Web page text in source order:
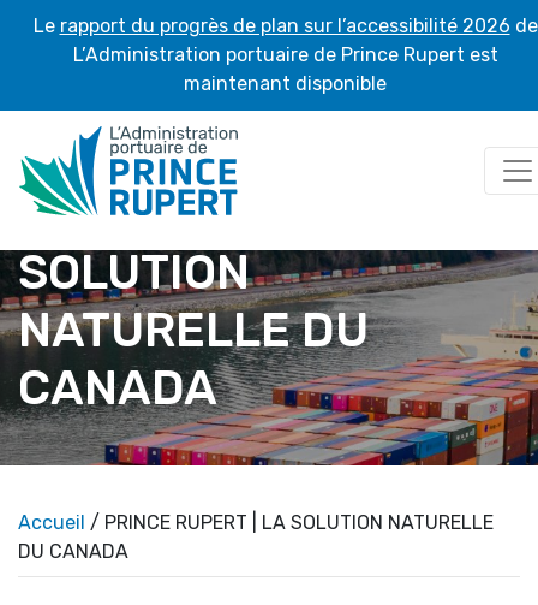
Le rapport du progrès de plan sur l’accessibilité 2026 de
L’Administration portuaire de Prince Rupert est
maintenant disponible
PRINCE RUPERT | LA
SOLUTION
NATURELLE DU
CANADA
Accueil / PRINCE RUPERT | LA SOLUTION NATURELLE
DU CANADA